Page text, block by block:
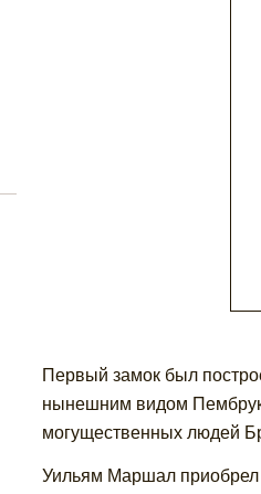
Первый замок был
нынешним видом
могущественных людей
Уильям Маршал приобрел